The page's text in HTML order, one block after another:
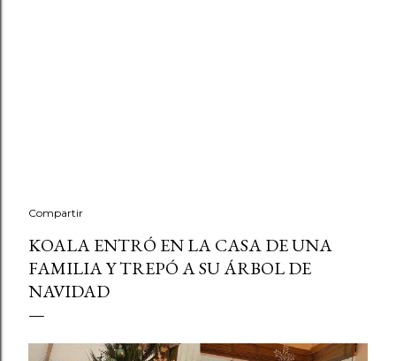
Compartir
KOALA ENTRÓ EN LA CASA DE UNA
FAMILIA Y TREPÓ A SU ÁRBOL DE
NAVIDAD